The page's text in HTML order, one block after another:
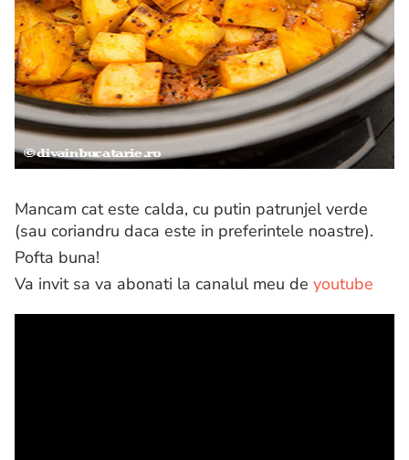
Mancam cat este calda, cu putin patrunjel verde
(sau coriandru daca este in preferintele noastre).
Pofta buna!
Va invit sa va abonati la canalul meu de youtube